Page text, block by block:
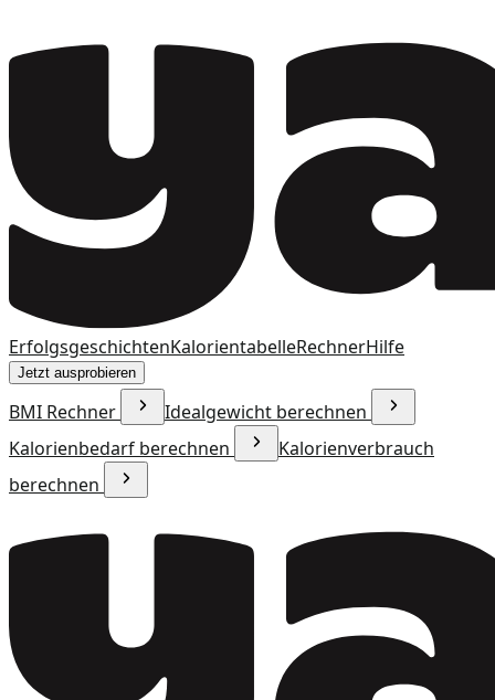
ErfolgsgeschichtenKalorientabelleRechnerHilfe
Jetzt ausprobieren
BMI Rechner
Idealgewicht berechnen
Kalorienbedarf berechnen
Kalorienverbrauch
berechnen